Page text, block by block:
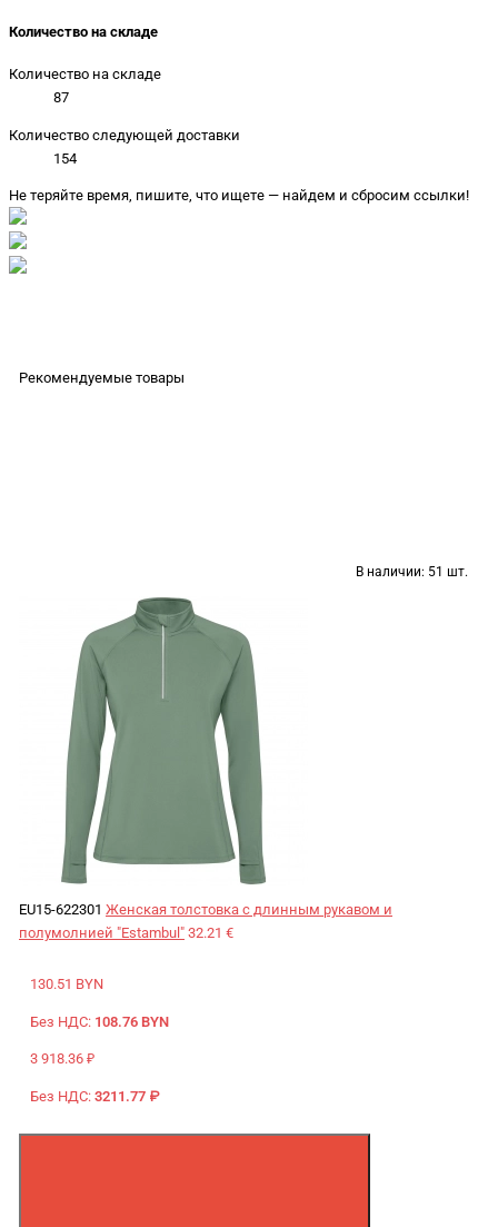
Количество на складе
Количество на складе
87
Количество следующей доставки
154
Не теряйте время, пишите, что ищете — найдем и сбросим ссылки!
Рекомендуемые товары
В наличии: 51 шт.
EU15-622301 Женская толстовка с длинным рукавом и
полумолнией "Estambul" 32.21 €
130.51 BYN
Без НДС: 108.76 BYN
3 918.36 ₽
Без НДС: 3211.77 ₽